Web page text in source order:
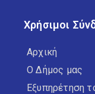
Χρήσιμοι
Αρχική
Ο Δήμος μας
Εξυπηρέτηση